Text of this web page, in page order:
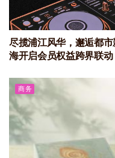
尽揽浦江风华，邂逅都
海开启会员权益跨界联动
商务